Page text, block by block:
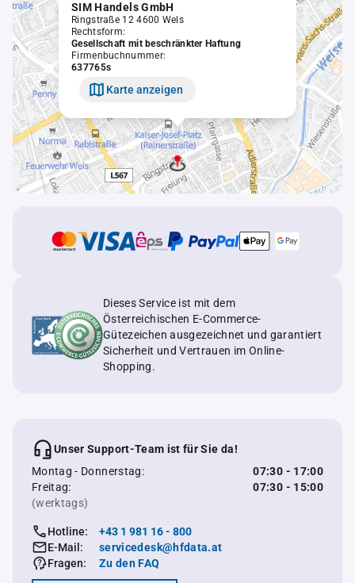
SIM Handels GmbH
Ringstraße 12 4600 Wels
Rechtsform:
Gesellschaft mit beschränkter Haftung
Firmenbuchnummer:
637765s
Karte anzeigen
Dieses Service ist mit dem
Österreichischen E-Commerce-
Gütezeichen ausgezeichnet und garantiert
Sicherheit und Vertrauen im Online-
Shopping.
Unser Support-Team ist für Sie da!
Montag - Donnerstag:
07:30 - 17:00
Freitag:
07:30 - 15:00
(werktags)
Hotline:
+43 1 981 16 - 800
E-Mail:
servicedesk@hfdata.at
Fragen:
Zu den FAQ